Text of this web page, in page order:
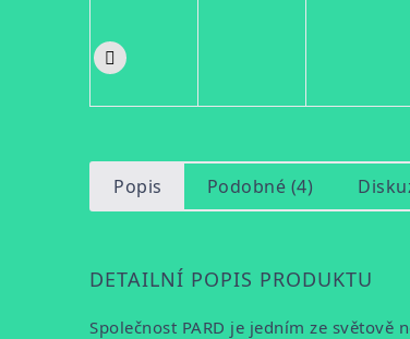
Popis Podobné (4)
DETAILNÍ POPIS PRODUKTU
Společnost PARD je jedním ze